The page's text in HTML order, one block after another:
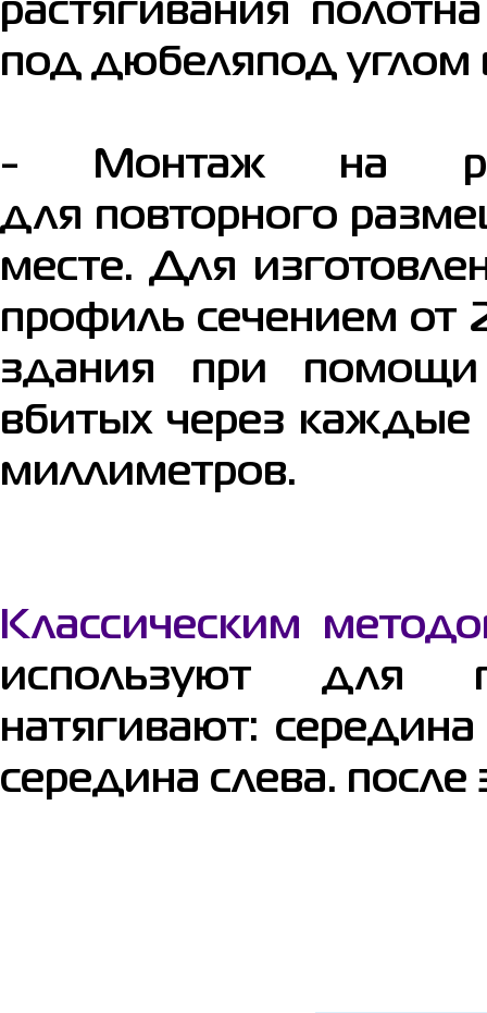
растягивания
под дюбеляпод углом
- Монтаж на
для повторного
месте. Для
профиль сечением от
здания при
вбитых через каждые
миллиметров.
Классическим
используют для
натягивают:
середина слева.